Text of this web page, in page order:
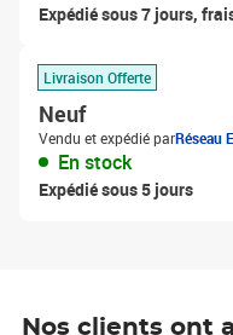
Expédié sous 7 jours,
Livraison Offerte
Neuf
Vendu et expédié parRéseau
En stock
Expédié sous 5 jours
Nos clients ont